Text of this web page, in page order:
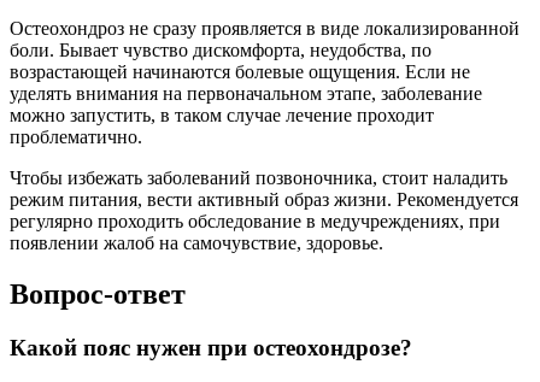
Остеохондроз не сразу проявляется в виде локализированной
боли. Бывает чувство дискомфорта, неудобства, по
возрастающей начинаются болевые ощущения. Если не
уделять внимания на первоначальном этапе, заболевание
можно запустить, в таком случае лечение проходит
проблематично.
Чтобы избежать заболеваний позвоночника, стоит наладить
режим питания, вести активный образ жизни. Рекомендуется
регулярно проходить обследование в медучреждениях, при
появлении жалоб на самочувствие, здоровье.
Вопрос-ответ
Какой пояс нужен при остеохондрозе?